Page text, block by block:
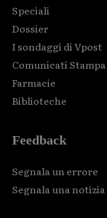
Speciali
Dossier
I sondaggi di Vpost
Comunicati Stampa
Farmacie
Biblioteche
Feedback
Segnala un errore
Segnala una notizia